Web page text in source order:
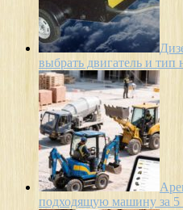
выбрать двигатель и тип
подходящую машину за 5